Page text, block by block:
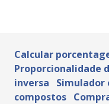
Calcular
Proporcionalidade
inversa
compostos